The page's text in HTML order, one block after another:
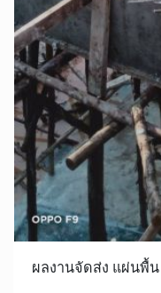
ผลงานจัดส่ง แผ่นพื้น